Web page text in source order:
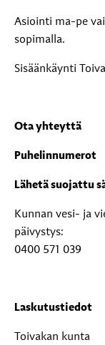
Asiointi ma-pe
sopimalla.
Sisäänkäynti
Ota yhteyttä
Puhelinnumerot
Lähetä suojattu
Kunnan vesi- ja
päivystys:
0400 571 039
Laskutustiedot
Toivakan kunta